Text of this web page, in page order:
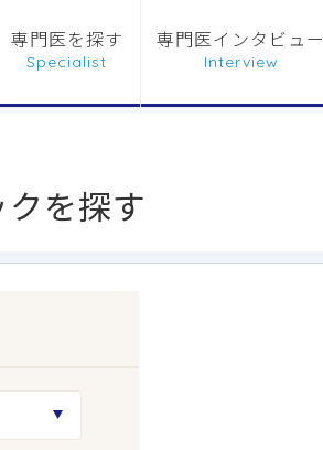
専門医を探す 専門医インタビュー
を探す